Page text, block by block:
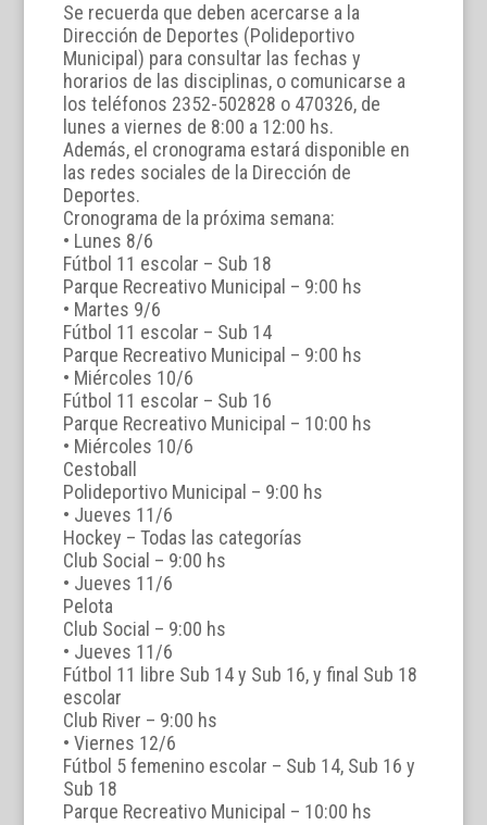
Se recuerda que deben acercarse a la
Dirección de Deportes (Polideportivo
Municipal) para consultar las fechas y
horarios de las disciplinas, o comunicarse a
los teléfonos 2352-502828 o 470326, de
lunes a viernes de 8:00 a 12:00 hs.
Además, el cronograma estará disponible en
las redes sociales de la Dirección de
Deportes.
Cronograma de la próxima semana:
• Lunes 8/6
Fútbol 11 escolar – Sub 18
Parque Recreativo Municipal – 9:00 hs
• Martes 9/6
Fútbol 11 escolar – Sub 14
Parque Recreativo Municipal – 9:00 hs
• Miércoles 10/6
Fútbol 11 escolar – Sub 16
Parque Recreativo Municipal – 10:00 hs
• Miércoles 10/6
Cestoball
Polideportivo Municipal – 9:00 hs
• Jueves 11/6
Hockey – Todas las categorías
Club Social – 9:00 hs
• Jueves 11/6
Pelota
Club Social – 9:00 hs
• Jueves 11/6
Fútbol 11 libre Sub 14 y Sub 16, y final Sub 18
escolar
Club River – 9:00 hs
• Viernes 12/6
Fútbol 5 femenino escolar – Sub 14, Sub 16 y
Sub 18
Parque Recreativo Municipal – 10:00 hs